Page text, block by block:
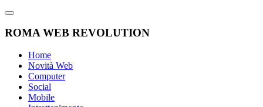
ROMA WEB REVOLUTION
Home
Novità Web
Computer
Social
Mobile